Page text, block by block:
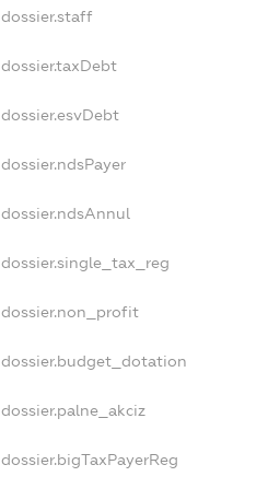
dossier.staff
dossier.taxDebt
dossier.esvDebt
dossier.ndsPayer
dossier.ndsAnnul
dossier.single_tax_reg
dossier.non_profit
dossier.budget_dotation
dossier.palne_akciz
dossier.bigTaxPayerReg